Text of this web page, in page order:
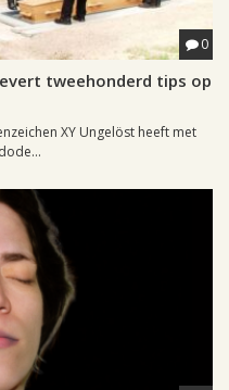
0
tweehonderd tips op
XY Ungelöst heeft met